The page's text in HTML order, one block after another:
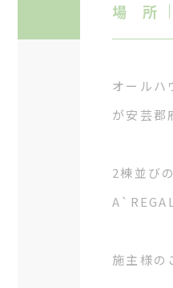
場 所
オールハ
が安芸郡
2棟並び
施主様の